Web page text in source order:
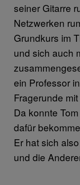
seiner Gitarre
Netzwerken
Grundkurs im
und sich auch
ein Professor
Fragerunde
Da konnte
dafür
Er hat sich
und die